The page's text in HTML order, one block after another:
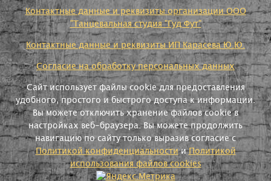
Контактные данные и реквизиты организации ООО
"Танцевальная студия "Гуд Фут"
Контактные данные и реквизиты ИП Карасева Ю.Ю.
Согласие на обработку персональных данных
Сайт использует файлы cookie для предоставления
удобного, простого и быстрого доступа к информации.
Вы можете отключить хранение файлов cookie в
настройках веб-браузера. Вы можете продолжить
навигацию по сайту только выразив согласие с
Политикой конфиденциальностииПолитикой
использования файлов cookies